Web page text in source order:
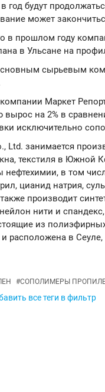
год будут
может
в прошлом году
в Ульсане на
сырьевым
компании Маркет
на 2% в
исключительно
Ltd. занимается
текстиля в Южной
нефтехимии, в том
цианид натрия,
производит
нити и
из
и расположена в
#СОПОЛИМЕРЫ
все теги в фильтр